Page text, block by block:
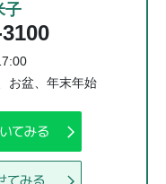
子
お盆、年末年始